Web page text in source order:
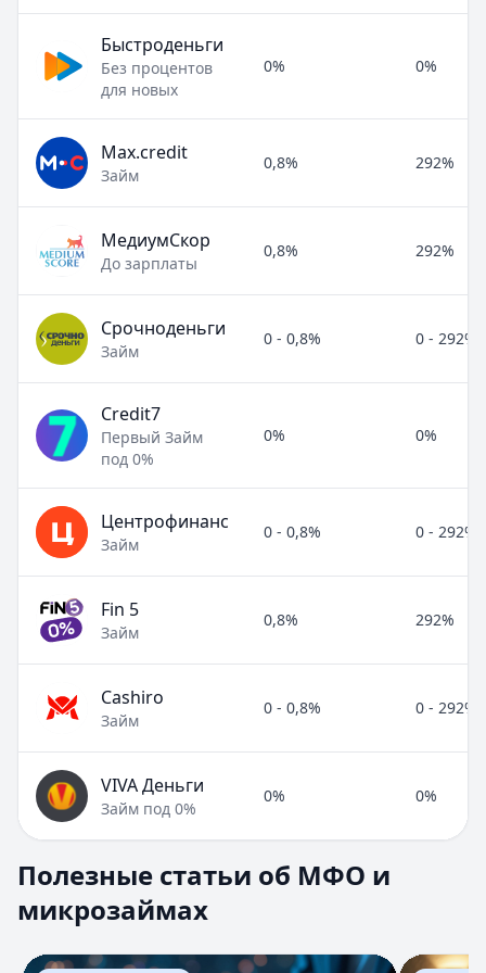
Быстроденьги
Без процентов
для новых
0% 0%
Max.credit
Займ
0,8% 292%
МедиумСкор
До зарплаты
0,8% 292%
Срочноденьги
Займ
0 - 0,8% 0 - 292%
Credit7
Первый Займ
под 0%
0% 0%
Центрофинанс
Займ
0 - 0,8% 0 - 292%
Fin 5
Займ
0,8% 292%
Cashiro
Займ
0 - 0,8% 0 - 292%
VIVA Деньги
Займ под 0%
0% 0%
Раздел:МФО и микрозаймы. Всего статей: 8.
Займ под расписку
Нужны деньги срочно? Рассмотрите займ под
Опубликовано:17 ноября 2025 г.
Полезные статьи об МФО и
микрозаймах
Перейти к статье:Займ под расписку Перейти